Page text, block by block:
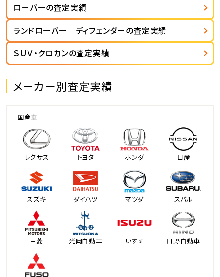
ローバーの査定実績
ランドローバー ディフェンダーの査定実績
ＳＵＶ・クロカンの査定実績
メーカー別査定実績
国産車
レクサス トヨタ ホンダ 日産
スズキ ダイハツ マツダ スバル
三菱 光岡自動車 いすゞ 日野自動車